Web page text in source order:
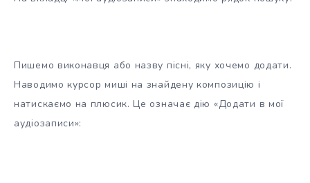
Пишемо виконавця або назву пісні, яку хочемо додати.
Наводимо курсор миші на знайдену композицію і
натискаємо на плюсик. Це означає дію «Додати в мої
аудіозаписи»: